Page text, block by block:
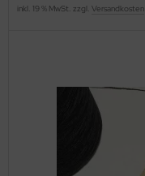
inkl. 19 % MwSt. zzgl. Versandkosten